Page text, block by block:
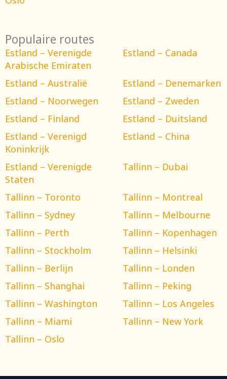
Populaire routes
Estland – Verenigde
Arabische Emiraten
Estland – Canada
Estland – Australië
Estland – Denemarken
Estland – Noorwegen
Estland – Zweden
Estland – Finland
Estland – Duitsland
Estland – Verenigd
Koninkrijk
Estland – China
Estland – Verenigde
Staten
Tallinn – Dubai
Tallinn – Toronto
Tallinn – Montreal
Tallinn – Sydney
Tallinn – Melbourne
Tallinn – Perth
Tallinn – Kopenhagen
Tallinn – Stockholm
Tallinn – Helsinki
Tallinn – Berlijn
Tallinn – Londen
Tallinn – Shanghai
Tallinn – Peking
Tallinn – Washington
Tallinn – Los Angeles
Tallinn – Miami
Tallinn – New York
Tallinn – Oslo